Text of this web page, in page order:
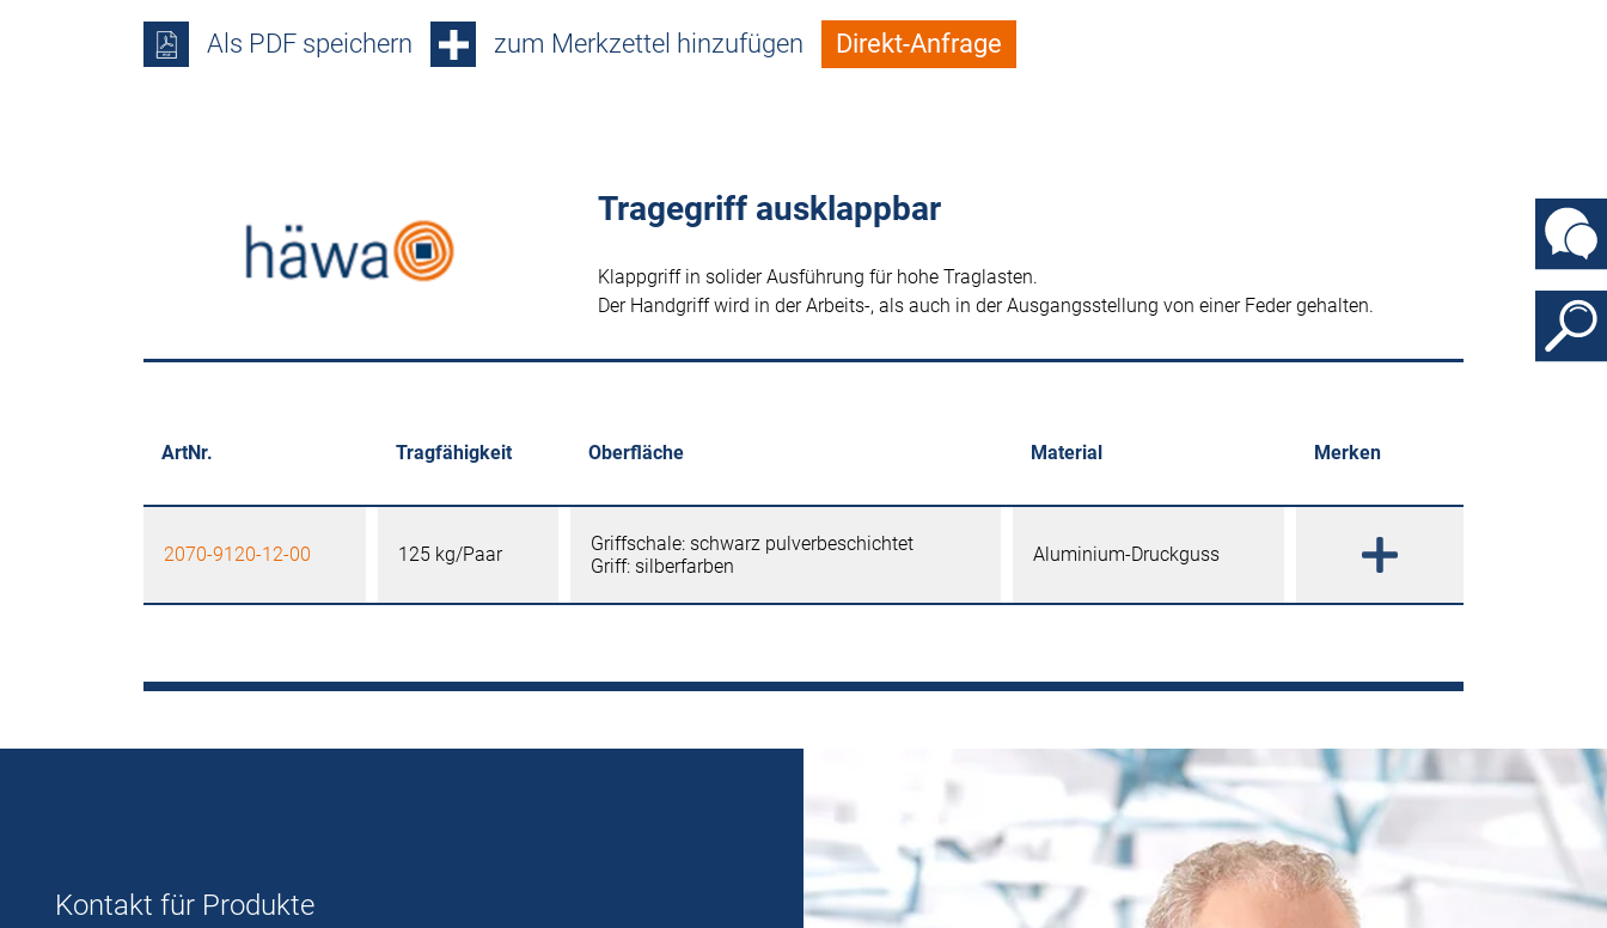
Als PDF speichern zum Merkzettel hinzufügen Direkt-Anfrage
Tragegriff ausklappbar
Klappgriff in solider Ausführung für hohe Traglasten.
Der Handgriff wird in der Arbeits-, als auch in der Ausgangsstellung von einer Feder gehalten.
ArtNr. Tragfähigkeit Oberfläche Material Merken
2070-9120-12-00 125 kg/Paar
Griffschale: schwarz pulverbeschichtet
Griff: silberfarben
Aluminium-Druckguss
Kontakt für Produkte